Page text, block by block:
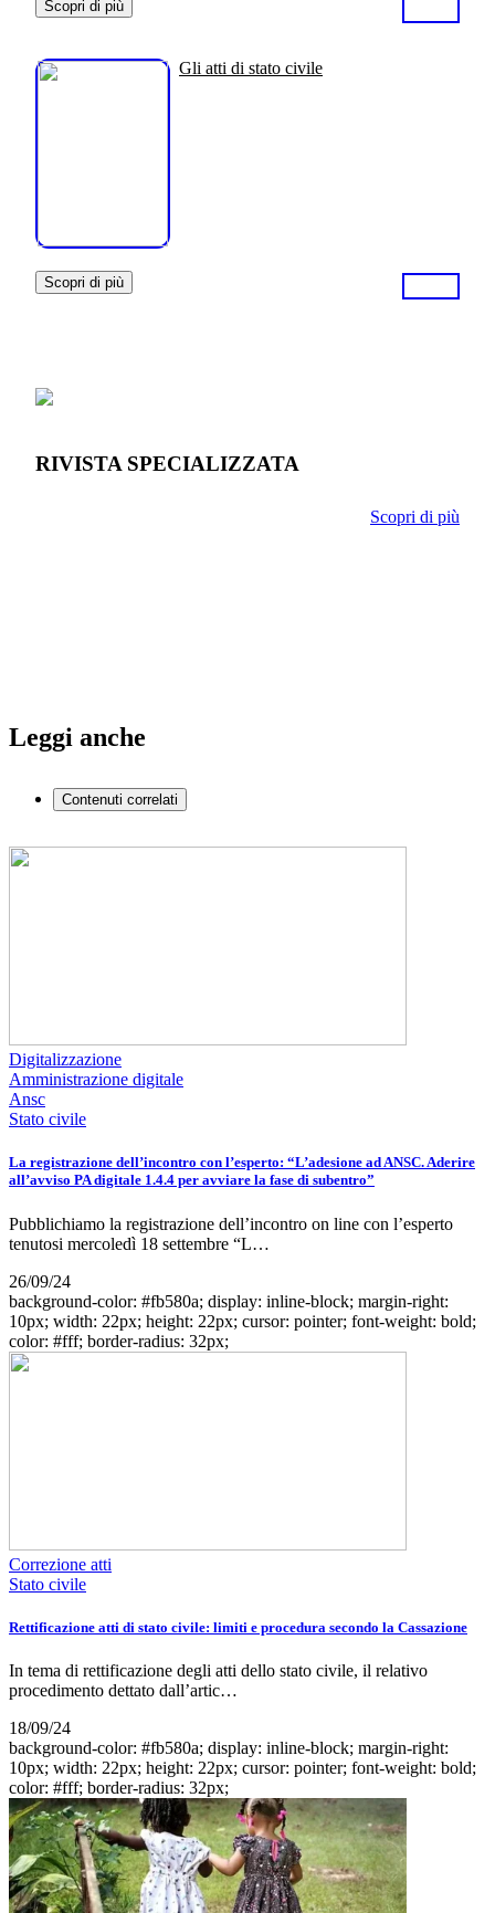
Scopri di più
Gli atti di stato civile
Scopri di più
RIVISTA SPECIALIZZATA
Scopri di più
Leggi anche
Contenuti correlati
Digitalizzazione
Amministrazione digitale
Ansc
Stato civile
La registrazione dell’incontro con l’esperto: “L’adesione ad ANSC. Aderire
all’avviso PA digitale 1.4.4 per avviare la fase di subentro”
Pubblichiamo la registrazione dell’incontro on line con l’esperto
tenutosi mercoledì 18 settembre “L…
26/09/24
background-color: #fb580a; display: inline-block; margin-right:
10px; width: 22px; height: 22px; cursor: pointer; font-weight: bold;
color: #fff; border-radius: 32px;
Correzione atti
Stato civile
Rettificazione atti di stato civile: limiti e procedura secondo la Cassazione
In tema di rettificazione degli atti dello stato civile, il relativo
procedimento dettato dall’artic…
18/09/24
background-color: #fb580a; display: inline-block; margin-right:
10px; width: 22px; height: 22px; cursor: pointer; font-weight: bold;
color: #fff; border-radius: 32px;